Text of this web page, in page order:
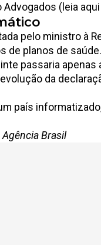
Advogados (leia
pelo ministro à
de planos de saúde.
passaria
da
país
Brasil